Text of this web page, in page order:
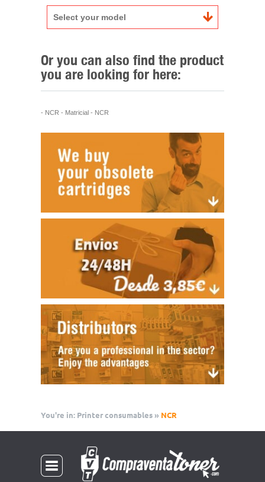
Select your model
Or you can also find the product
you are looking for here:
- NCR - Matricial - NCR
You're in: Printer consumables » NCR